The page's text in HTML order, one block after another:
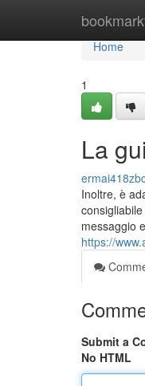
Home
Home
1
La
Inoltre, è
messaggio
https://
Submit a
No HTML